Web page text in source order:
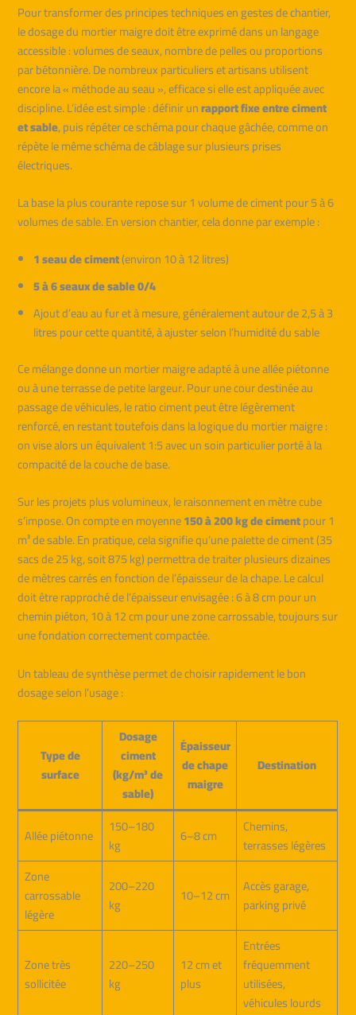
Pour transformer des principes techniques en gestes de chantier,
le dosage du mortier maigre doit être exprimé dans un langage
accessible : volumes de seaux, nombre de pelles ou proportions
par bétonnière. De nombreux particuliers et artisans utilisent
encore la « méthode au seau », efficace si elle est appliquée avec
discipline. L’idée est simple : définir unrapport fixe entre ciment
et sable, puis répéter ce schéma pour chaque gâchée, comme on
répète le même schéma de câblage sur plusieurs prises
électriques.
La base la plus courante repose sur 1 volume de ciment pour 5 à 6
volumes de sable. En version chantier, cela donne par exemple :
1 seau de ciment(environ 10 à 12 litres)
5 à 6 seaux de sable 0/4
Ajout d’eau au fur et à mesure, généralement autour de 2,5 à 3
litres pour cette quantité, à ajuster selon l’humidité du sable
Ce mélange donne un mortier maigre adapté à une allée piétonne
ou à une terrasse de petite largeur. Pour une cour destinée au
passage de véhicules, le ratio ciment peut être légèrement
renforcé, en restant toutefois dans la logique du mortier maigre :
on vise alors un équivalent 1:5 avec un soin particulier porté à la
compacité de la couche de base.
Sur les projets plus volumineux, le raisonnement en mètre cube
s’impose. On compte en moyenne150 à 200 kg de cimentpour 1
m³ de sable. En pratique, cela signifie qu’une palette de ciment (35
sacs de 25 kg, soit 875 kg) permettra de traiter plusieurs dizaines
de mètres carrés en fonction de l’épaisseur de la chape. Le calcul
doit être rapproché de l’épaisseur envisagée : 6 à 8 cm pour un
chemin piéton, 10 à 12 cm pour une zone carrossable, toujours sur
une fondation correctement compactée.
Un tableau de synthèse permet de choisir rapidement le bon
dosage selon l’usage :
Type de
surface
Dosage
ciment
(kg/m³ de
sable)
Épaisseur
de chape
maigre
Destination
Allée piétonne
150–180
kg
6–8 cm
Chemins,
terrasses légères
Zone
carrossable
légère
200–220
kg
10–12 cm
Accès garage,
parking privé
Zone très
sollicitée
220–250
kg
12 cm et
plus
Entrées
fréquemment
utilisées,
véhicules lourds